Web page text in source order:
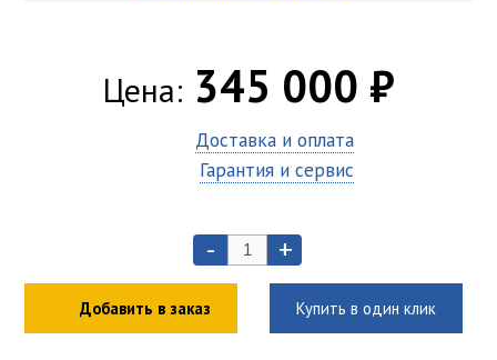
Цена: 345 000 ₽
Доставка и оплата
Гарантия и сервис
- +
Добавить в заказ Купить в один клик